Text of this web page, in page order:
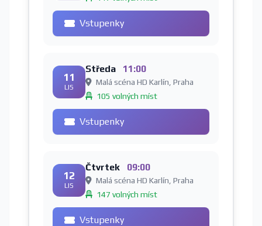
Vstupenky
11
LIS
Středa 11:00
Malá scéna HD Karlín, Praha
105 volných míst
Vstupenky
12
LIS
Čtvrtek 09:00
Malá scéna HD Karlín, Praha
147 volných míst
Vstupenky